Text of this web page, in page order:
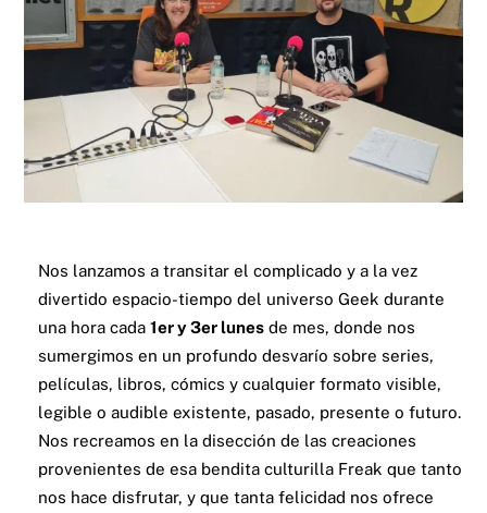
Nos lanzamos a transitar el complicado y a la vez
divertido espacio-tiempo del universo Geek durante
una hora cada1er y 3er lunes de mes, donde nos
sumergimos en un profundo desvarío sobre series,
películas, libros, cómics y cualquier formato visible,
legible o audible existente, pasado, presente o futuro.
Nos recreamos en la disección de las creaciones
provenientes de esa bendita culturilla Freak que tanto
nos hace disfrutar, y que tanta felicidad nos ofrece